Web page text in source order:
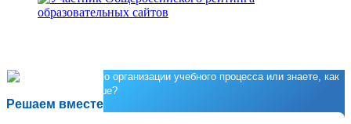
Решаем вместе
Есть предложения по организации учебного процесса или знаете, как
сделать школу лучше?